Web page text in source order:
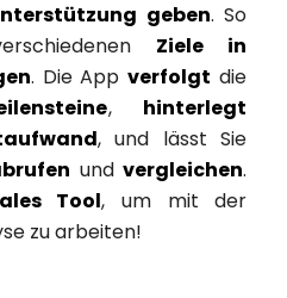
geben. So
Ziele in
. Die Appverfolgt die
, hinterlegt
, und lässt Sie
undvergleichen.
Tool, um mit der
zu arbeiten!